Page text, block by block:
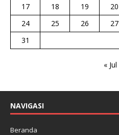
17
18 19 20
24
25 26 27
31
« Jul
NAVIGASI
Beranda